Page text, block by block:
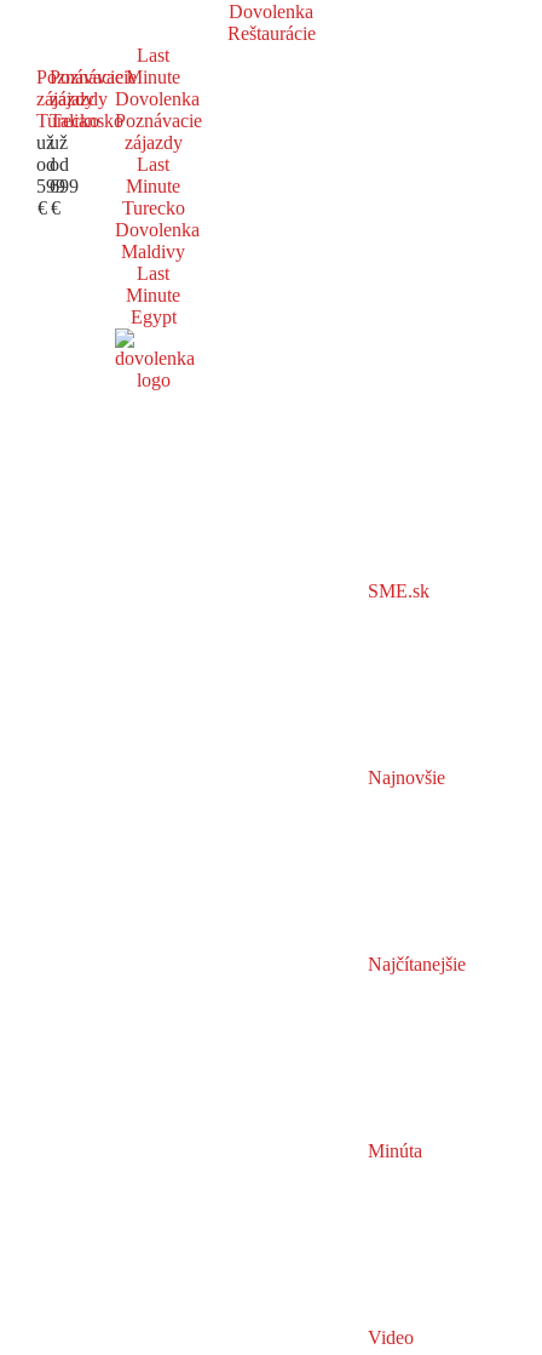
Dovolenka
Reštaurácie
Poznávacie
zájazdy
Turecko
už
od
599
€
Poznávacie
zájazdy
Taliansko
už
od
699
€
Last
Minute
Dovolenka
Poznávacie
zájazdy
Last
Minute
Turecko
Dovolenka
Maldivy
Last
Minute
Egypt
SME.sk
Najnovšie
Najčítanejšie
Minúta
Video